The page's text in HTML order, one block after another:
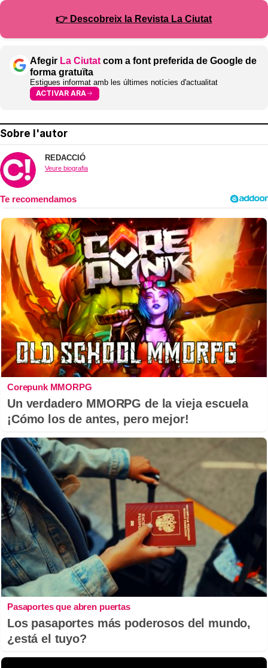
👉 Descobreix la Revista La Ciutat
Afegir La Ciutat com a font preferida de Google de
forma gratuïta
Estigues informat amb les últimes notícies d'actualitat
ACTIVAR ARA
Sobre l'autor
REDACCIÓ
Veure biografia
Corepunk MMORPG
Un verdadero MMORPG de la vieja escuela
¡Cómo los de antes, pero mejor!
Pasaportes que abren puertas
Los pasaportes más poderosos del mundo,
¿está el tuyo?